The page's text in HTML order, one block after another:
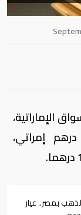
عيار 21، في الأسواق الإماراتية،
اليوم الخميس 26-9-2019، 155.65 درهم إمراتي،
بمصر.. عيار